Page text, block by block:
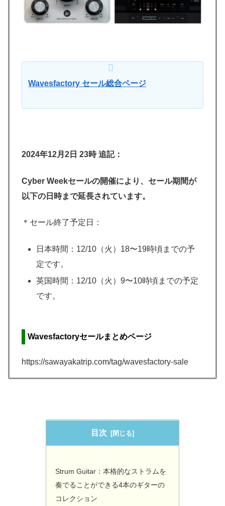
Wavesfactory セール総合ページ
2024年12月2日 23時 追記：
Cyber Weekセールの開催により、セール期間が
以下の日時まで延長されています。
＊セール終了予定日：
日本時間：12/10（火）18〜19時頃までの予
定です。
英国時間：12/10（火）9〜10時頃までの予定
です。
Wavesfactoryセールまとめページ
https://sawayakatrip.com/tag/wavesfactory-sale
目次
Strum Guitar：本格的なストラムを
奏でることができる4本のギターの
コレクション